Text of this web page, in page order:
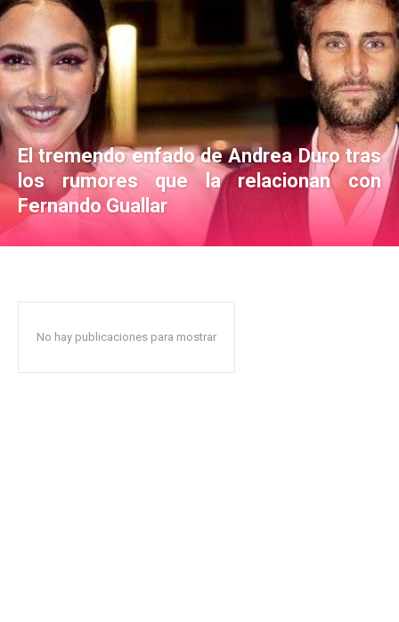
El tremendo enfado de Andrea Duro tras
los rumores que la relacionan con
Fernando Guallar
No hay publicaciones para mostrar